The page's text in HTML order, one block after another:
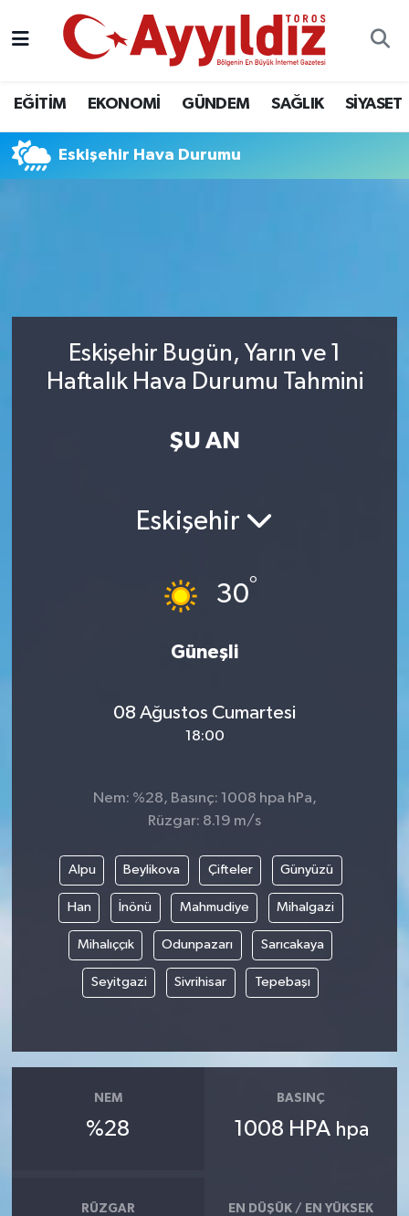
EĞİTİM EKONOMİ GÜNDEM SAĞLIK SİYASET
Eskişehir Hava Durumu
Eskişehir Bugün, Yarın ve 1
Haftalık Hava Durumu Tahmini
ŞU AN
Eskişehir
30°
Güneşli
08 Ağustos Cumartesi
18:00
Nem: %28, Basınç: 1008 hpa hPa,
Rüzgar: 8.19 m/s
Alpu Beylikova Çifteler Günyüzü
Han İnönü Mahmudiye Mihalgazi
Mihalıççık Odunpazarı Sarıcakaya
Seyitgazi Sivrihisar Tepebaşı
NEM
%28
BASINÇ
1008 HPA hpa
RÜZGAR EN DÜŞÜK / EN YÜKSEK